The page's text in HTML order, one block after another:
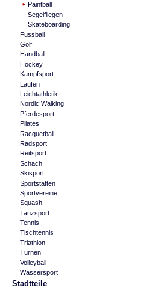
Paintball
Segelfliegen
Skateboarding
Fussball
Golf
Handball
Hockey
Kampfsport
Laufen
Leichtathletik
Nordic Walking
Pferdesport
Pilates
Racquetball
Radsport
Reitsport
Schach
Skisport
Sportstätten
Sportvereine
Squash
Tanzsport
Tennis
Tischtennis
Triathlon
Turnen
Volleyball
Wassersport
Stadtteile